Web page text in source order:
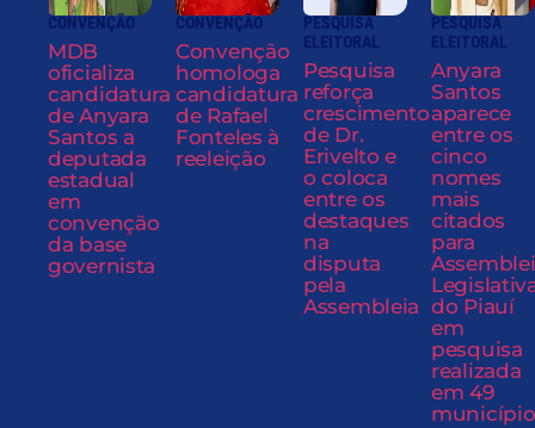
CONVENÇÃO
MDB
oficializa
candidatura
de Anyara
Santos a
deputada
estadual
em
convenção
da base
governista
CONVENÇÃO
Convenção
homologa
candidatura
de Rafael
Fonteles à
reeleição
PESQUISA
ELEITORAL
Pesquisa
reforça
crescimento
de Dr.
Erivelto e
o coloca
entre os
destaques
na
disputa
pela
Assembleia
PESQUISA
ELEITORAL
Anyara
Santos
aparece
entre os
cinco
nomes
mais
citados
para
do Piauí
em
pesquisa
realizada
em 49